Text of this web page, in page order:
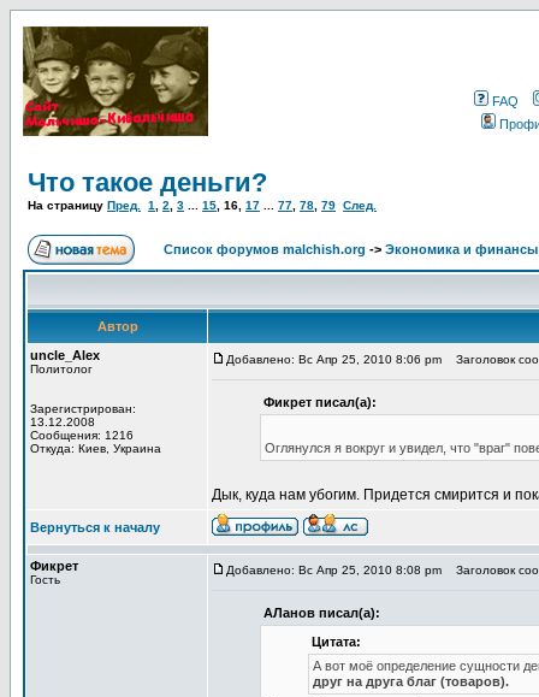
FAQ
Что такое деньги?
На страницу Пред. 1 2 3 15 16 17 77 78 79 След.
Список форумов malchish.org -> Экономика и финансы
Автор
uncle_Alex
Политолог
Зарегистрирован:
13.12.2008
Сообщения: 1216
Откуда: Киев, Украина
Добавлено: Вс Апр 25, 2010 8:06 pm Заголовок
Фикрет писал(а):
Оглянулся я вокруг и увидел, что "враг"
Дык, куда нам убогим. Придется смирится и
Вернуться к началу
Фикрет
Гость
Добавлено: Вс Апр 25, 2010 8:08 pm Заголовок
АЛанов писал(а):
Цитата:
А вот моё определение сущности
друг на друга благ (товаров).